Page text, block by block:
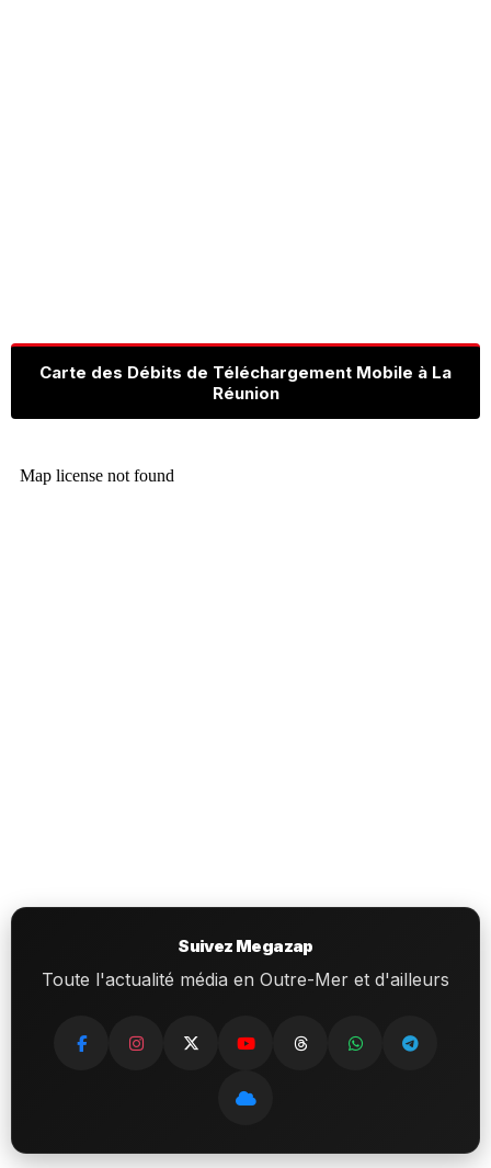
Carte des Débits de Téléchargement Mobile à La
Réunion
Suivez Megazap
Toute l'actualité média en Outre-Mer et d'ailleurs